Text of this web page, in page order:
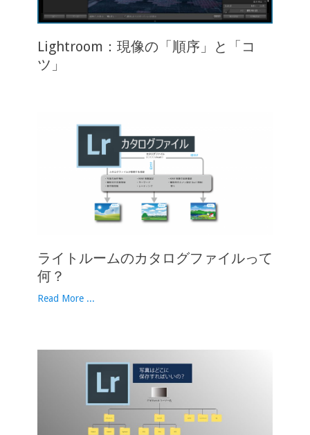
Lightroom：現像の「順序」と「コ
ツ」
ライトルームのカタログファイルって
何？
Read More ...